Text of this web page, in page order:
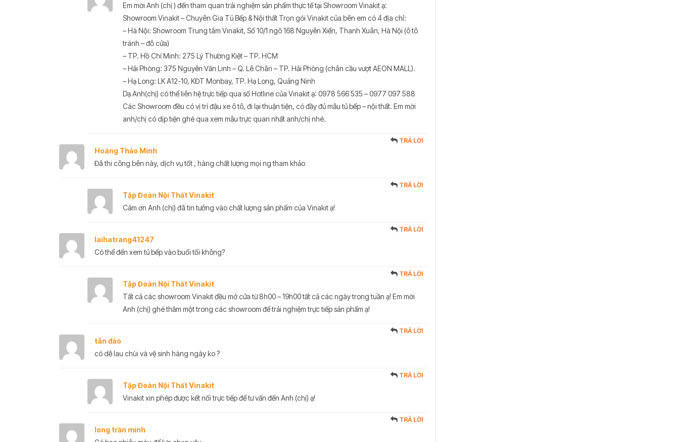
Em mời Anh (chị ) đến tham quan trải nghiệm sản phẩm thực tế tại Showroom Vinakit ạ:
Showroom Vinakit – Chuyên Gia Tủ Bếp & Nội thất Trọn gói Vinakit của bên em có 4 địa chỉ:
– Hà Nội: Showroom Trung tâm Vinakit, Số 10/1 ngõ 168 Nguyễn Xiển, Thanh Xuân, Hà Nội (ô tô
tránh – đỗ cửa)
– TP. Hồ Chí Minh: 275 Lý Thường Kiệt – TP. HCM
– Hải Phòng: 375 Nguyễn Văn Linh – Q. Lê Chân – TP. Hải Phòng (chân cầu vượt AEON MALL).
– Hạ Long: LK A12-10, KĐT Monbay, TP. Hạ Long, Quảng Ninh
Dạ Anh(chị) có thể liên hệ trực tiếp qua số Hotline của Vinakit ạ: 0978 566 535 – 0977 097 588
Các Showroom đều có vị trí đậu xe ô tô, đi lại thuận tiện, có đầy đủ mẫu tủ bếp – nội thất. Em mời
anh/chị có dịp tiện ghé qua xem mẫu trực quan nhất anh/chị nhé.
Hoàng Thảo Minh
TRẢ LỜI
Đã thi công bên này, dịch vụ tốt , hàng chất lượng mọi ng tham khảo
Tập Đoàn Nội Thất Vinakit
TRẢ LỜI
Cảm ơn Anh (chị) đã tin tưởng vào chất lượng sản phẩm của Vinakit ạ!
laihatrang41247
TRẢ LỜI
Có thể đến xem tủ bếp vào buổi tối không?
Tập Đoàn Nội Thất Vinakit
TRẢ LỜI
Tất cả các showroom Vinakit đều mở cửa từ 8h00 – 19h00 tất cả các ngày trong tuần ạ! Em mời
Anh (chị) ghé thăm một trong các showroom để trải nghiệm trực tiếp sản phẩm ạ!
tân đào
TRẢ LỜI
có dễ lau chùi và vệ sinh hàng ngày ko ?
Tập Đoàn Nội Thất Vinakit
TRẢ LỜI
Vinakit xin phép được kết nối trực tiếp để tư vấn đến Anh (chị) ạ!
long trần minh
TRẢ LỜI